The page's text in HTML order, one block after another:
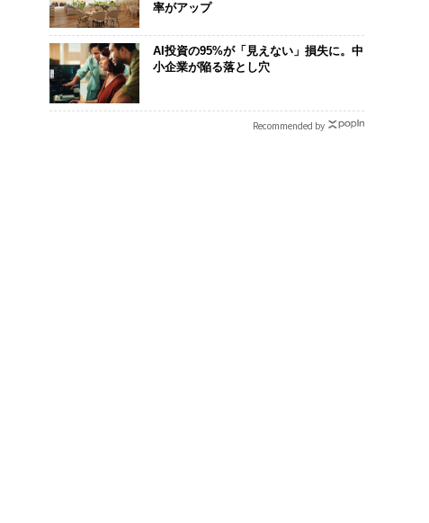
率がアップ
AI投資の95%が「見えない」損失に。中
小企業が陥る落とし穴
Recommended by